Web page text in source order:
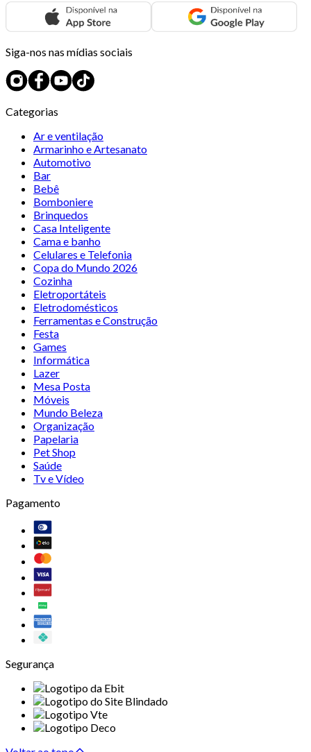
Siga-nos nas mídias sociais
Categorias
Ar e ventilação
Armarinho e Artesanato
Automotivo
Bar
Bebê
Bomboniere
Brinquedos
Casa Inteligente
Cama e banho
Celulares e Telefonia
Copa do Mundo 2026
Cozinha
Eletroportáteis
Eletrodomésticos
Ferramentas e Construção
Festa
Games
Informática
Lazer
Mesa Posta
Móveis
Mundo Beleza
Organização
Papelaria
Pet Shop
Saúde
Tv e Vídeo
Pagamento
Segurança